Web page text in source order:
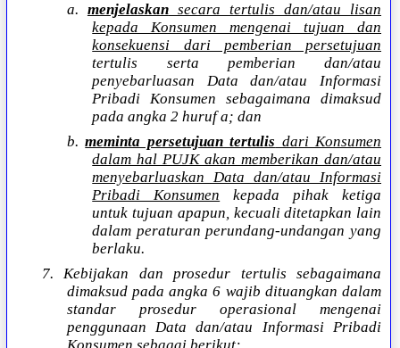
a. menjelaskansecara tertulis dan/atau lisan
kepada Konsumen mengenai tujuan dan
konsekuensi dari pemberian persetujuan
tertulis serta pemberian dan/atau
penyebarluasan Data dan/atau Informasi
Pribadi Konsumen sebagaimana dimaksud
pada angka 2 huruf a; dan
b.meminta persetujuan tertulis dari Konsumen
dalam hal PUJK akan memberikan dan/atau
menyebarluaskan Data dan/atau Informasi
Pribadi Konsumen kepada pihak ketiga
untuk tujuan apapun, kecuali ditetapkan lain
dalam peraturan perundang-undangan yang
berlaku.
7. Kebijakan dan prosedur tertulis sebagaimana
dimaksud pada angka 6 wajib dituangkan dalam
standar prosedur operasional mengenai
penggunaan Data dan/atau Informasi Pribadi